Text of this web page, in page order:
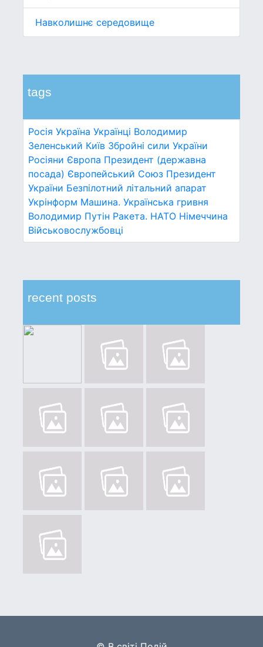
Навколишнє середовище
tags
Росія Україна Українці Володимир
Зеленський Київ Збройні сили України
Росіяни Європа Президент (державна
посада) Європейський Союз Президент
України Безпілотний літальний апарат
Укрінформ Машина. Українська гривня
Володимир Путін Ракета. НАТО Німеччина
Військовослужбовці
recent posts